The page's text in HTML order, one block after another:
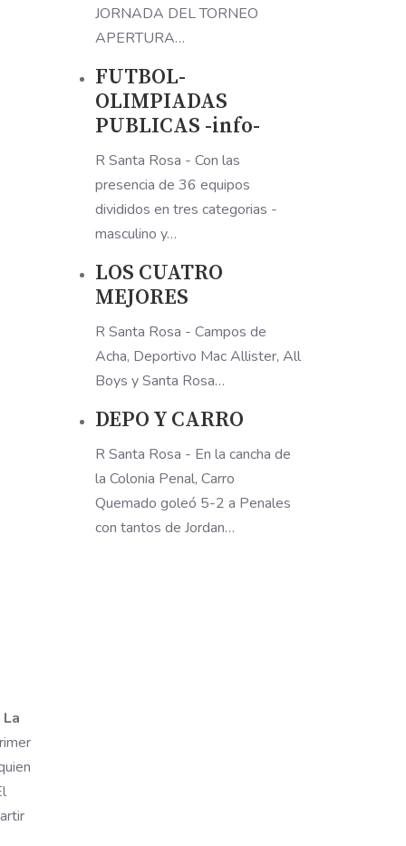
JORNADA DEL TORNEO
APERTURA…
FUTBOL-
OLIMPIADAS
PUBLICAS -info-
R Santa Rosa - Con las
presencia de 36 equipos
divididos en tres categorias -
masculino y…
LOS CUATRO
MEJORES
R Santa Rosa - Campos de
Acha, Deportivo Mac Allister, All
Boys y Santa Rosa…
DEPO Y CARRO
R Santa Rosa - En la cancha de
la Colonia Penal, Carro
Quemado goleó 5-2 a Penales
con tantos de Jordan…